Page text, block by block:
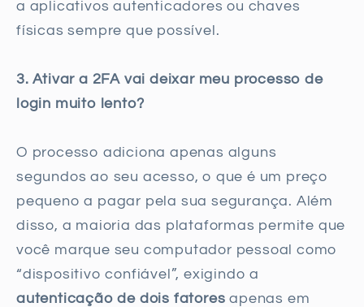
a aplicativos autenticadores ou chaves
físicas sempre que possível.
3. Ativar a 2FA vai deixar meu processo de
login muito lento?
O processo adiciona apenas alguns
segundos ao seu acesso, o que é um preço
pequeno a pagar pela sua segurança. Além
disso, a maioria das plataformas permite que
você marque seu computador pessoal como
“dispositivo confiável”, exigindo a
autenticação de dois fatores apenas em